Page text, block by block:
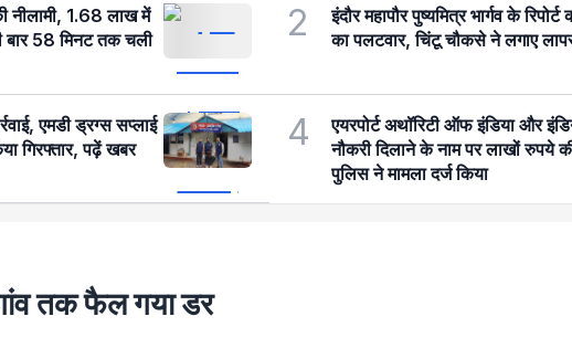
नीलामी, 1.68 लाख में
बार 58 मिनट तक चली
2
इंदौर महापौर पुष्यमित्र भार्गव के
का पलटवार, चिंटू चौकसे ने लगाए
एमडी ड्रग्स सप्लाई
गिरफ्तार, पढ़ें खबर
4
एयरपोर्ट अथॉरिटी ऑफ इंडिया और
नौकरी दिलाने के नाम पर लाखों रुपये
पुलिस ने मामला दर्ज किया
तक फैल गया डर